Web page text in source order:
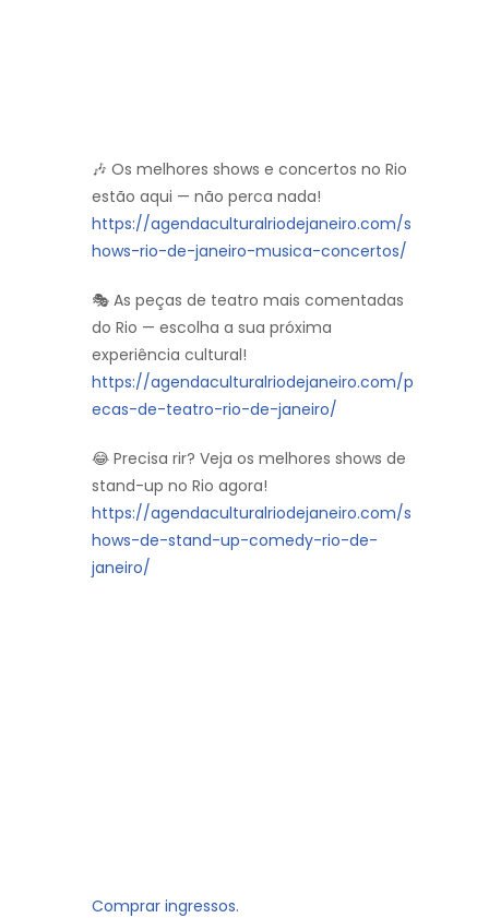
🎶 Os melhores shows e concertos no Rio
estão aqui — não perca nada!
https://agendaculturalriodejaneiro.com/s
hows-rio-de-janeiro-musica-concertos/
🎭 As peças de teatro mais comentadas
do Rio — escolha a sua próxima
experiência cultural!
https://agendaculturalriodejaneiro.com/p
ecas-de-teatro-rio-de-janeiro/
😂 Precisa rir? Veja os melhores shows de
stand-up no Rio agora!
https://agendaculturalriodejaneiro.com/s
hows-de-stand-up-comedy-rio-de-
janeiro/
Comprar ingressos.